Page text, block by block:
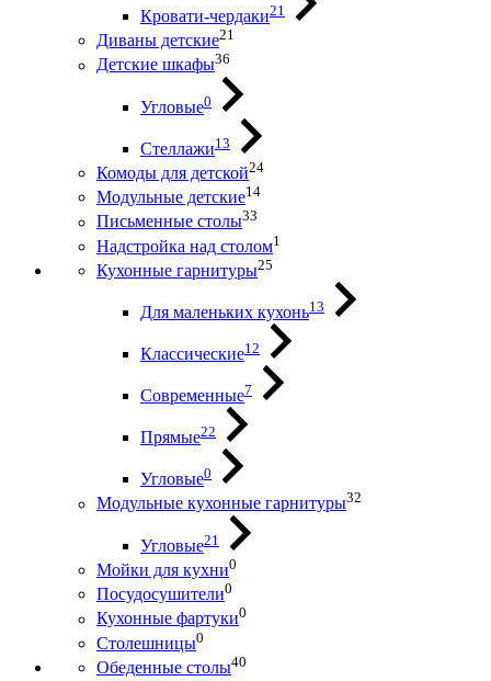
Кровати-чердаки21
Диваны детские21
Детские шкафы36
Угловые0
Стеллажи13
Комоды для детской24
Модульные детские14
Письменные столы33
Надстройка над столом1
Кухонные гарнитуры25
Для маленьких кухонь13
Классические12
Современные7
Прямые22
Угловые0
Модульные кухонные гарнитуры32
Угловые21
Мойки для кухни0
Посудосушители0
Кухонные фартуки0
Столешницы0
Обеденные столы40